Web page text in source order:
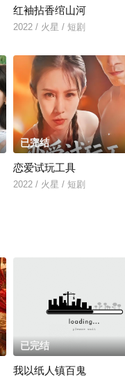
红袖拈香绾山河
2022 / 火星 / 短剧
已完结
恋爱试玩工具
2022 / 火星 / 短剧
已完结
我以纸人镇百鬼